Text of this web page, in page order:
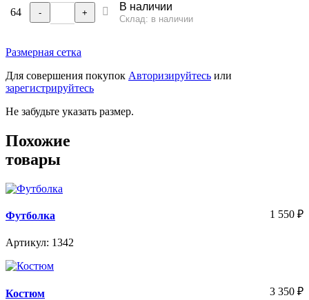
64 - + В наличии
Склад: в наличии
Размерная сетка
Для совершения покупок Авторизируйтесь или
зарегистрируйтесь
Не забудьте указать размер.
Похожие
товары
Футболка
Артикул: 1342
1 550 ₽
Костюм 3 350 ₽